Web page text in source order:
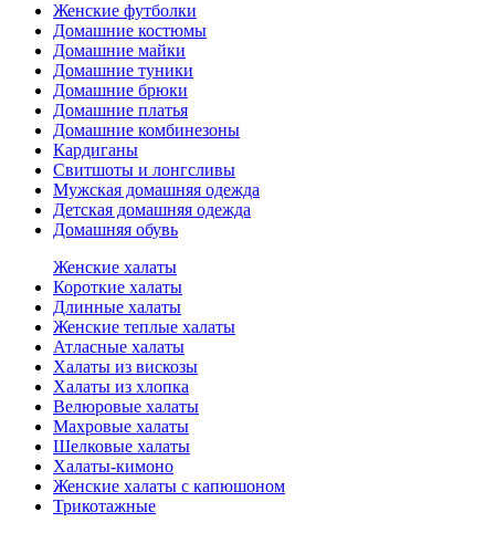
Женские футболки
Домашние костюмы
Домашние майки
Домашние туники
Домашние брюки
Домашние платья
Домашние комбинезоны
Кардиганы
Свитшоты и лонгсливы
Мужская домашняя одежда
Детская домашняя одежда
Домашняя обувь
Женские халаты
Короткие халаты
Длинные халаты
Женские теплые халаты
Атласные халаты
Халаты из вискозы
Халаты из хлопка
Велюровые халаты
Махровые халаты
Шелковые халаты
Халаты-кимоно
Женские халаты с капюшоном
Трикотажные